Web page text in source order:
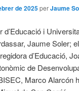
de 2025perJaume
d’Educació i
Jaume Soler;
d’Educació,
de
Marco Alarcón